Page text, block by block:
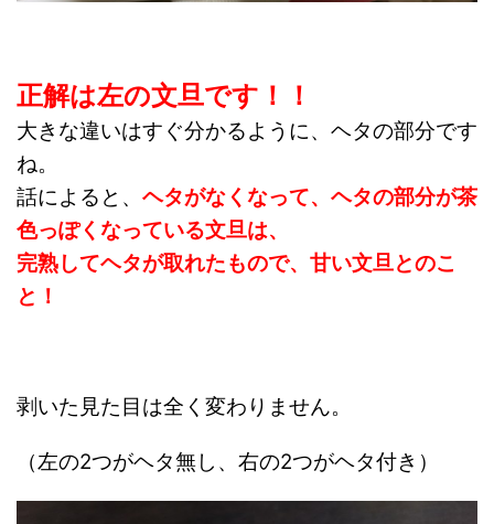
正解は左の文旦です！！
大きな違いはすぐ分かるように、ヘタの部分です
ね。
話によると、 ヘタがなくなって、ヘタの部分が茶
色っぽくなっている文旦は、
完熟してヘタが取れたもので、甘い文旦とのこ
と！
剥いた見た目は全く変わりません。
（左の2つがヘタ無し、右の2つがヘタ付き）